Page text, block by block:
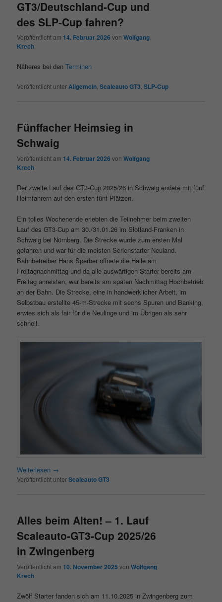
GT3/Deutschland-Cup und
des SLP-Cup fahren?
Veröffentlicht am 14. Februar 2026 vonWolfgang
Krech
Näheres bei denTerminen
Veröffentlicht unterAllgemein ,Scaleauto GT3 ,SLP-Cup
Fünffacher Heimsieg in
Schwaig
Veröffentlicht am 14. Februar 2026 vonWolfgang
Krech
Der zweite Lauf des GT3-Cup 2025/26 in Schwaig endete mit fünf
Heimfahrern auf den ersten fünf Plätzen.
Ein tolles Wochenende erlebten die Teilnehmer beim zweiten
Lauf des GT3-Cup am 30./31.01.26 im Slotland-Franken in
Schwaig bei Nürnberg. Die Strecke wurde zum ersten Mal
gefahren und war für die meisten Serienstarter Neuland.
Bahnbetreiber Hans Sperber öffnete die Halle am
Freitagnachmittag und da alle auswärtigen Starter bereits am
Freitag anreisten, war bereits am späten Nachmittag Hochbetrieb
an der Bahn. Die Strecke, eine in handwerklicher Arbeit, im
Selbstbau erstellte 45-m-Strecke mit sechs Spuren und Banking,
erwies sich als fair für die Neulinge und im Übrigen als sehr
schnell.
Weiterlesen →
Veröffentlicht unterScaleauto GT3
Alles beim Alten! – 1. Lauf
Scaleauto-GT3-Cup 2025/26
in Zwingenberg
Veröffentlicht am 10. November 2025 vonWolfgang
Krech
Zwölf Starter fanden sich am 11.10.2025 in Zwingenberg zum